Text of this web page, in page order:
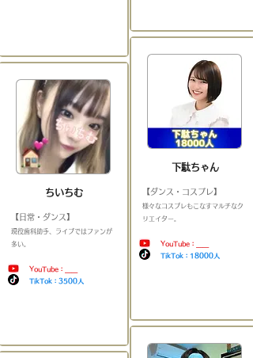
​ちいちむ
【日常・ダンス】
​現役歯科助手、ライブではファンが
多い。
YouTube：＿＿
TikTok：3500人
​下駄ちゃん
【ダンス・コスプレ】
​様々なコスプレもこなすマルチなク
リエイター。
YouTube：＿＿
TikTok：18000人